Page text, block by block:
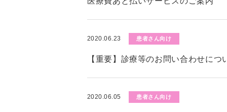
2020.06.23 患者さん向け
【重要】診療等のお問い合わせにつ
2020.06.05 患者さん向け